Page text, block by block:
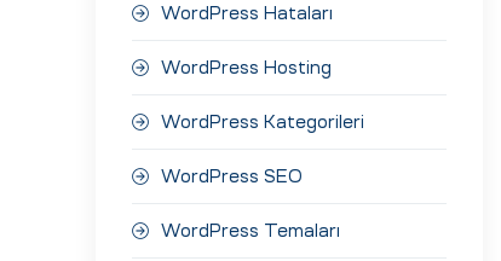
WordPress Hataları
WordPress Hosting
WordPress Kategorileri
WordPress SEO
WordPress Temaları